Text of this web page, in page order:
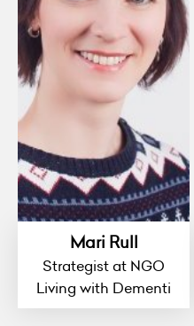
Mari Rull
Strategist at NGO
Living with Dementi